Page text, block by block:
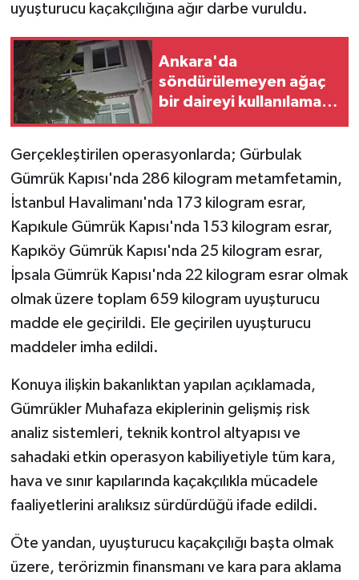
uyuşturucu kaçakçılığına ağır darbe vuruldu.
Ankara'da
söndürülemeyen ağaç
bir daireyi kullanılamaz
Gerçekleştirilen operasyonlarda; Gürbulak
Gümrük Kapısı'nda 286 kilogram metamfetamin,
İstanbul Havalimanı'nda 173 kilogram esrar,
Kapıkule Gümrük Kapısı'nda 153 kilogram esrar,
Kapıköy Gümrük Kapısı'nda 25 kilogram esrar,
İpsala Gümrük Kapısı'nda 22 kilogram esrar olmak
olmak üzere toplam 659 kilogram uyuşturucu
madde ele geçirildi. Ele geçirilen uyuşturucu
maddeler imha edildi.
Konuya ilişkin bakanlıktan yapılan açıklamada,
Gümrükler Muhafaza ekiplerinin gelişmiş risk
analiz sistemleri, teknik kontrol altyapısı ve
sahadaki etkin operasyon kabiliyetiyle tüm kara,
hava ve sınır kapılarında kaçakçılıkla mücadele
faaliyetlerini aralıksız sürdürdüğü ifade edildi.
Öte yandan, uyuşturucu kaçakçılığı başta olmak
üzere, terörizmin finansmanı ve kara para aklama